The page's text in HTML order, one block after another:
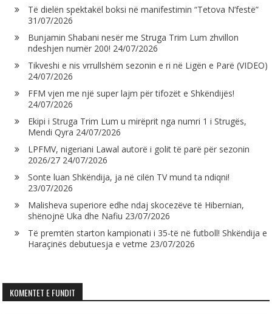
Të dielën spektakël boksi në manifestimin “Tetova N’festë”
31/07/2026
Bunjamin Shabani nesër me Struga Trim Lum zhvillon
ndeshjen numër 200! 24/07/2026
Tikveshi e nis vrrullshëm sezonin e ri në Ligën e Parë (VIDEO)
24/07/2026
FFM vjen me një super lajm për tifozët e Shkëndijës!
24/07/2026
Ekipi i Struga Trim Lum u mirëprit nga numri 1 i Strugës,
Mendi Qyra 24/07/2026
LPFMV, nigeriani Lawal autorë i golit të parë për sezonin
2026/27 24/07/2026
Sonte luan Shkëndija, ja në cilën TV mund ta ndiqni!
23/07/2026
Malisheva superiore edhe ndaj skocezëve të Hibernian,
shënojnë Uka dhe Nafiu 23/07/2026
Të premtën starton kampionati i 35-të në futboll! Shkëndija e
Haraçinës debutuesja e vetme 23/07/2026
KOMENTET E FUNDIT